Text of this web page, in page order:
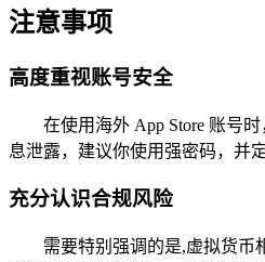
注意事项
高度重视账号安全
在使用海外 App Store 账号
息泄露，建议你使用强密码，并
充分认识合规风险
需要特别强调的是,虚拟货币